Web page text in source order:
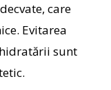
care
Evitarea
sunt